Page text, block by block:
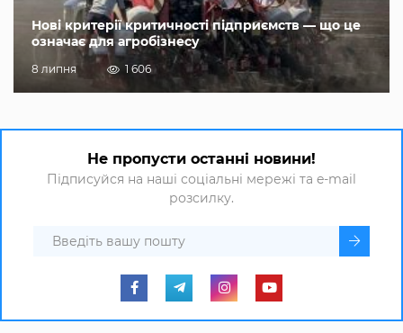
Нові критерії критичності підприємств — що це
означає для агробізнесу
8 липня 1 606
Не пропусти останні новини!
Підписуйся на наші соціальні мережі та e-mail
розсилку.